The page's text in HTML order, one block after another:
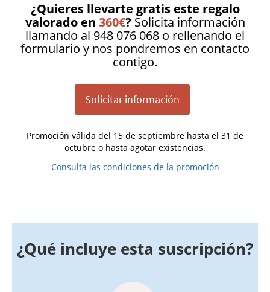
¿Quieres llevarte gratis este regalo
valorado en 360€? Solicita información
llamando al 948 076 068 o rellenando el
formulario y nos pondremos en contacto
contigo.
Solicitar información
Promoción válida del 15 de septiembre hasta el 31 de
octubre o hasta agotar existencias.
Consulta las condiciones de la promoción
¿Qué incluye esta suscripción?